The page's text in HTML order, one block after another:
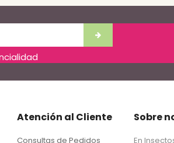
Atención al Cliente
Consultas de Pedidos
Sobre
En